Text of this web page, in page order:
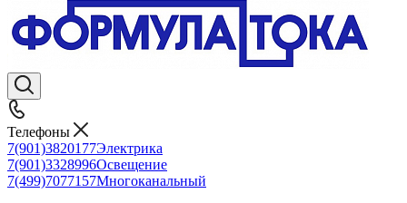
Телефоны
7(901)3820177Электрика
7(901)3328996Освещение
7(499)7077157Многоканальный